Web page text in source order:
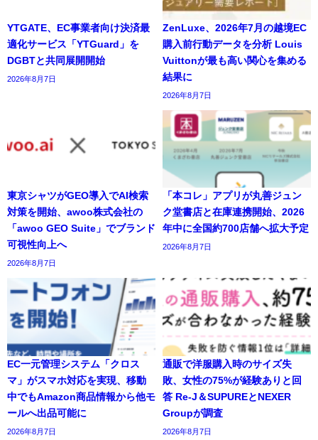
YTGATE、EC事業者向け決済最
適化サービス「YTGuard」を
DGBTと共同展開開始
2026年8月7日
ZenLuxe、2026年7月の越境EC
購入前行動データを分析 Louis
Vuittonが最も高い関心を集める
結果に
2026年8月7日
東京シャツがGEO導入でAI検索
対策を開始、awoo株式会社の
「awoo GEO Suite」でブランド
可視性向上へ
2026年8月7日
「本コレ」アプリが丸善ジュン
ク堂書店と在庫連携開始、2026
年中に全国約700店舗へ拡大予定
2026年8月7日
EC一元管理システム「クロス
マ」がスマホ対応を実現、移動
中でもAmazon商品情報から他モ
ールへ出品可能に
2026年8月7日
通販で洋服購入時のサイズ失
敗、女性の75%が経験ありと回
答 Re-J＆SUPUREとNEXER
Groupが調査
2026年8月7日